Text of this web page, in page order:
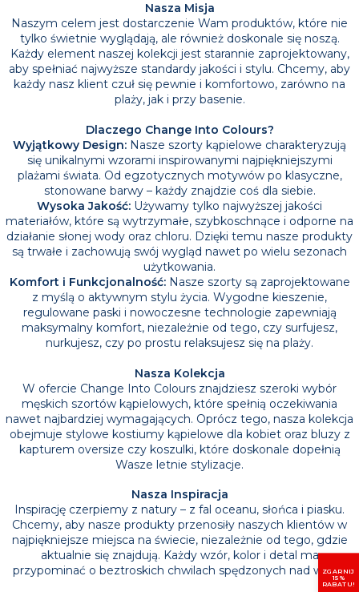
Nasza Misja
Naszym celem jest dostarczenie Wam produktów, które nie
tylko świetnie wyglądają, ale również doskonale się noszą.
Każdy element naszej kolekcji jest starannie zaprojektowany,
aby spełniać najwyższe standardy jakości i stylu. Chcemy, aby
każdy nasz klient czuł się pewnie i komfortowo, zarówno na
plaży, jak i przy basenie.
Dlaczego Change Into Colours?
Wyjątkowy Design: Nasze szorty kąpielowe charakteryzują
się unikalnymi wzorami inspirowanymi najpiękniejszymi
plażami świata. Od egzotycznych motywów po klasyczne,
stonowane barwy – każdy znajdzie coś dla siebie.
Wysoka Jakość: Używamy tylko najwyższej jakości
materiałów, które są wytrzymałe, szybkoschnące i odporne na
działanie słonej wody oraz chloru. Dzięki temu nasze produkty
są trwałe i zachowują swój wygląd nawet po wielu sezonach
użytkowania.
Komfort i Funkcjonalność:Nasze szorty są zaprojektowane
z myślą o aktywnym stylu życia. Wygodne kieszenie,
regulowane paski i nowoczesne technologie zapewniają
maksymalny komfort, niezależnie od tego, czy surfujesz,
nurkujesz, czy po prostu relaksujesz się na plaży.
Nasza Kolekcja
W ofercie Change Into Colours znajdziesz szeroki wybór
męskich szortów kąpielowych, które spełnią oczekiwania
nawet najbardziej wymagających. Oprócz tego, nasza kolekcja
obejmuje stylowe kostiumy kąpielowe dla kobiet oraz bluzy z
kapturem oversize czy koszulki, które doskonale dopełnią
Wasze letnie stylizacje.
Nasza Inspiracja
Inspirację czerpiemy z natury – z fal oceanu, słońca i piasku.
Chcemy, aby nasze produkty przenosiły naszych klientów w
najpiękniejsze miejsca na świecie, niezależnie od tego, gdzie
aktualnie się znajdują. Każdy wzór, kolor i detal ma
przypominać o beztroskich chwilach spędzonych nad wodą.
ZGARNIJ
15%
RABATU!